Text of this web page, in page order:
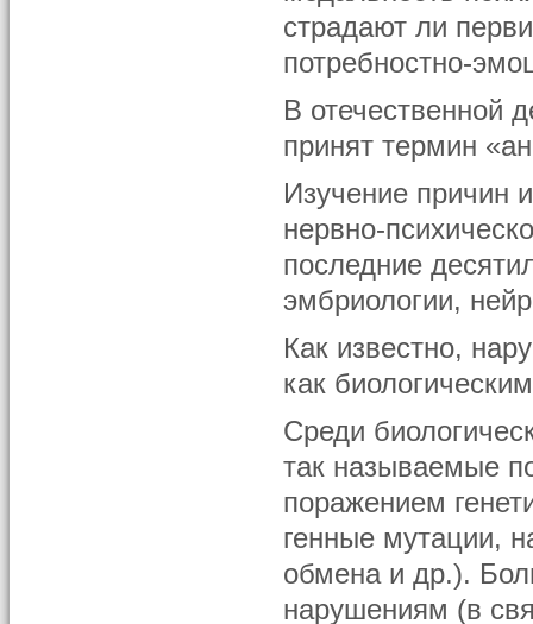
страдают ли
потребностно-
В отечественной
принят термин
Изучение причин
нервно-
последние
эмбриологии,
Как известно,
как
Среди
так называемые
поражением
генные мутации,
обмена и др.).
нарушениям (в